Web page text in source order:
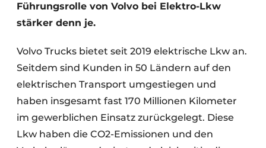
Führungsrolle von Volvo bei Elektro-Lkw
stärker denn je.
Volvo Trucks bietet seit 2019 elektrische Lkw an.
Seitdem sind Kunden in 50 Ländern auf den
elektrischen Transport umgestiegen und
haben insgesamt fast 170 Millionen Kilometer
im gewerblichen Einsatz zurückgelegt. Diese
Lkw haben die CO2-Emissionen und den